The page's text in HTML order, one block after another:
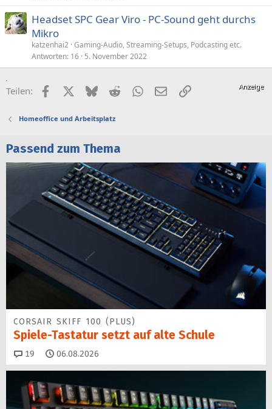
Headset SPC Gear Viro - PC-Sound geht durchs
Mikro
katzenhai2 Gaming-Audio, Streaming-Setups, Podcasting etc.
Antworten 16 5. November 2022
Teilen: FacebookX (Twitter)
BlueskyRedditWhatsApp
E-MailLink
Homeoffice und Arbeitsplatz
Passend zum Thema
CORSAIR SKIFF 100 (PLUS)
Spiele-Tastatur setzt auf alte Schule
19 Kommentare
06.08.2026